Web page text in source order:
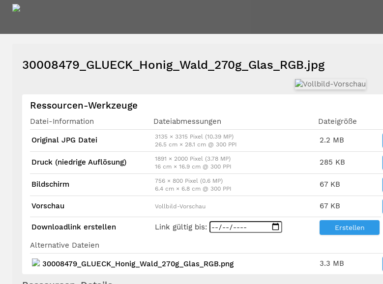
30008479_GLUECK_Honig_Wald_270g_Glas_RGB.jpg
Ressourcen-Werkzeuge
Datei-Information Dateiabmessungen Dateigröße
Original JPG Datei
3135 × 3315 Pixel (10.39 MP)
26.5 cm × 28.1 cm @ 300 PPI
2.2 MB
Druck (niedrige Auflösung)
1891 × 2000 Pixel (3.78 MP)
16 cm × 16.9 cm @ 300 PPI
285 KB
Bildschirm
756 × 800 Pixel (0.6 MP)
6.4 cm × 6.8 cm @ 300 PPI
67 KB
Vorschau Vollbild-Vorschau 67 KB
Downloadlink erstellen Link gültig bis: Erstellen
Alternative Dateien
30008479_GLUECK_Honig_Wald_270g_Glas_RGB.png 3.3 MB